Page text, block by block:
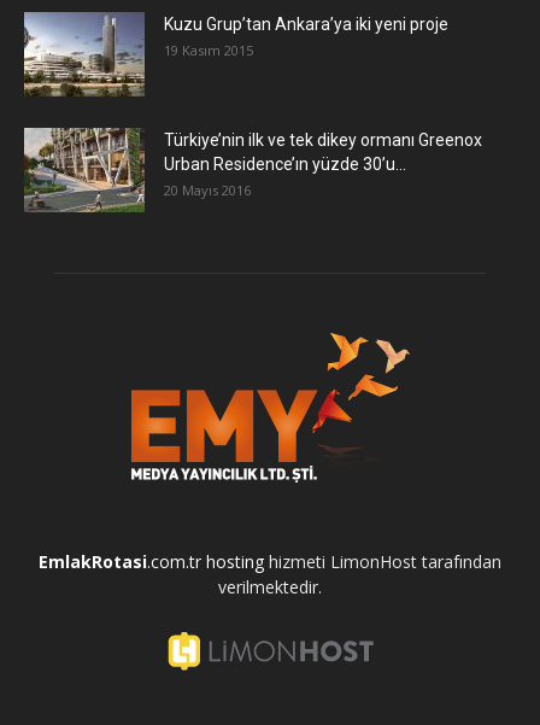
​Kuzu Grup’tan Ankara’ya iki yeni proje
19 Kasım 2015
Türkiye’nin ilk ve tek dikey ormanı Greenox
Urban Residence’ın yüzde 30’u...
20 Mayıs 2016
EmlakRotasi.com.tr hosting hizmeti LimonHost tarafından
verilmektedir.